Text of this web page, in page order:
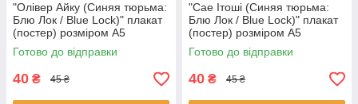
"Олівер Айку (Синяя тюрьма:
Блю Лок / Blue Lock)" плакат
(постер) розміром А5
(14х20см)
Готово до відправки
40 ₴ 45 ₴
"Сае Ітоші (Синяя тюрьма:
Блю Лок / Blue Lock)" плакат
(постер) розміром А5
(14х20см)
Готово до відправки
40 ₴ 45 ₴